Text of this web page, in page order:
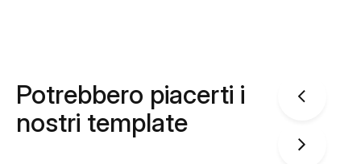
Potrebbero piacerti i
nostri template